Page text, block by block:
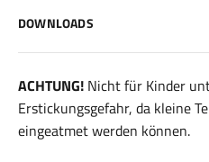
DOWNLOADS
ACHTUNG! Nicht für Kinder
Erstickungsgefahr, da kleine
eingeatmet werden können.